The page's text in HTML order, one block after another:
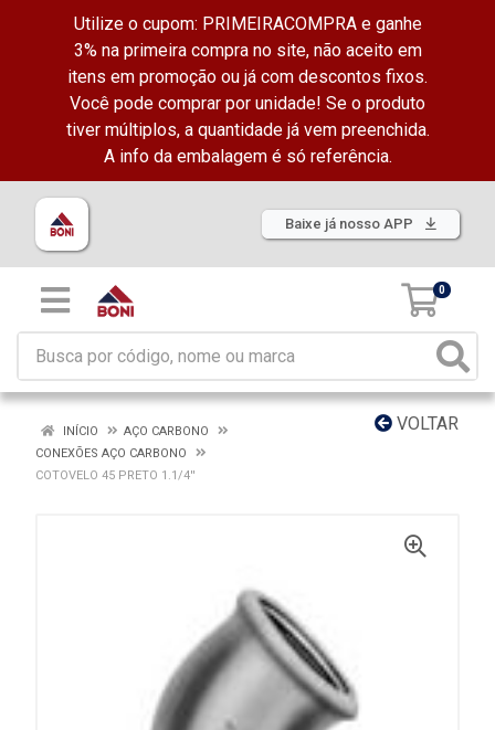
Utilize o cupom: PRIMEIRACOMPRA e ganhe
3% na primeira compra no site, não aceito em
itens em promoção ou já com descontos fixos.
Você pode comprar por unidade! Se o produto
tiver múltiplos, a quantidade já vem preenchida.
A info da embalagem é só referência.
Baixe já nosso APP
0
VOLTAR
INÍCIO
AÇO CARBONO
CONEXÕES AÇO CARBONO
COTOVELO 45 PRETO 1.1/4''